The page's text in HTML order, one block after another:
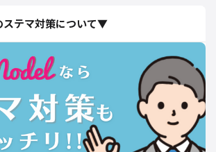
テマ対策について▼